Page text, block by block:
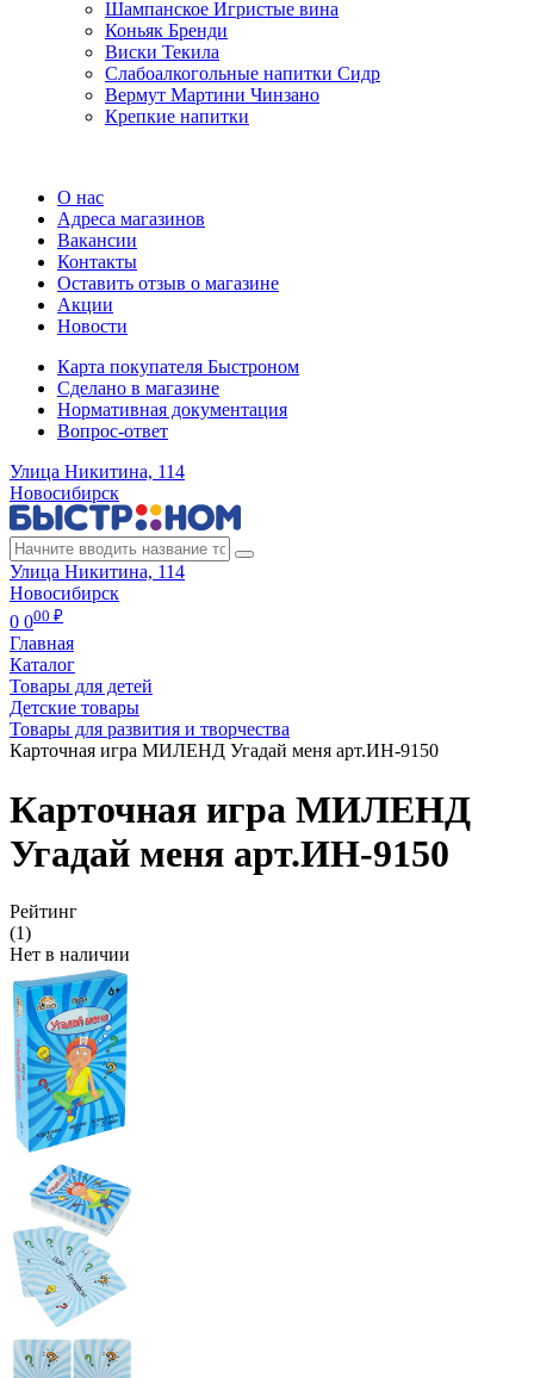
Шампанское Игристые вина
Коньяк Бренди
Виски Текила
Слабоалкогольные напитки Сидр
Вермут Мартини Чинзано
Крепкие напитки
О нас
Адреса магазинов
Вакансии
Контакты
Оставить отзыв о магазине
Акции
Новости
Карта покупателя Быстроном
Сделано в магазине
Нормативная документация
Вопрос-ответ
Улица Никитина, 114
Новосибирск
Улица Никитина, 114
Новосибирск
0 000 ₽
Главная
Каталог
Товары для детей
Детские товары
Товары для развития и творчества
Карточная игра МИЛЕНД Угадай меня арт.ИН-9150
Карточная игра МИЛЕНД
Угадай меня арт.ИН-9150
Рейтинг
(1)
Нет в наличии